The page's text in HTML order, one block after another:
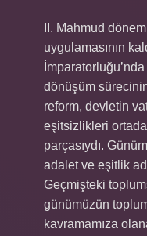
II. Mahmud
uygulamasının
dönüşüm
reform, devletin
eşitsizlikleri
parçasıydı.
adalet ve eşitlik
Geçmişteki
günümüzün
kavramamıza